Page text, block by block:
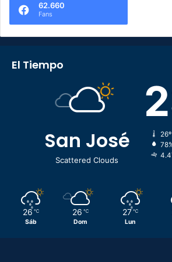
62.660
Fans
El Tiempo
San José
Scattered Clouds
26 ℃
Sáb
26 ℃
Dom
27 ℃
Lun